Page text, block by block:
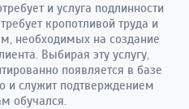
и услуга подлинности
кропотливой труда и
необходимых на создание
Выбирая эту услугу,
появляется в базе
и служит подтверждением
обучался.